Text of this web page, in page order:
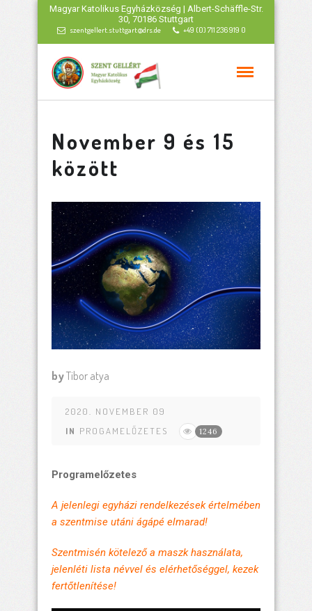
Magyar Katolikus Egyházközség | Albert-Schäffle-Str.
30, 70186 Stuttgart
szentgellert.stuttgart@drs.de +49 (0) 711 236 919 0
November 9 és 15
között
byTibor atya
2020. NOVEMBER 09
IN PROGAMELŐZETES 1246
Programelőzetes
A jelenlegi egyházi rendelkezések értelmében
a szentmise utáni ágápé elmarad!
Szentmisén kötelező a maszk használata,
jelenléti lista névvel és elérhetőséggel, kezek
fertőtlenítése!